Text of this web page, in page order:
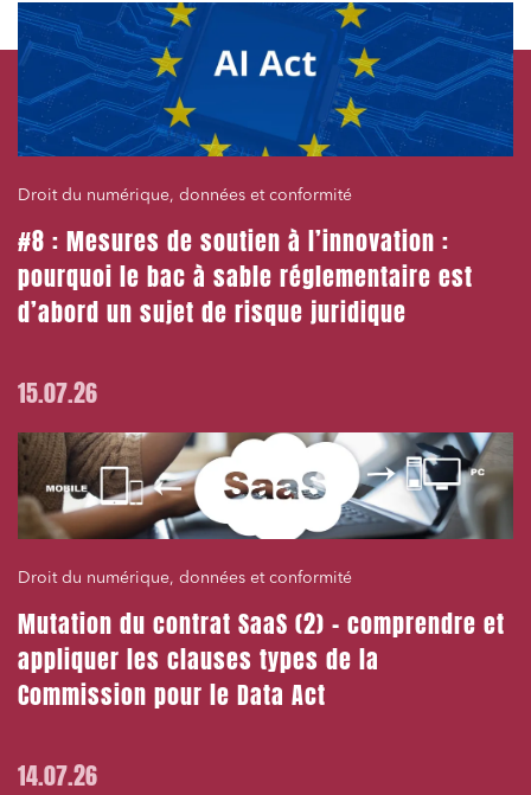
Droit du numérique, données et conformité
#8 : Mesures de soutien à l’innovation :
pourquoi le bac à sable réglementaire est
d’abord un sujet de risque juridique
15.07.26
Droit du numérique, données et conformité
Mutation du contrat SaaS (2) – comprendre et
appliquer les clauses types de la
Commission pour le Data Act
14.07.26